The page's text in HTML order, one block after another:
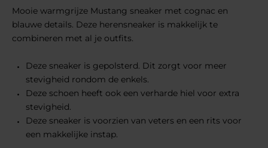
Mooie warmgrijze Mustang sneaker met cognac en
blauwe details. Deze herensneaker is makkelijk te
combineren met al je outfits.
Deze sneaker is gepolsterd. Dit zorgt voor meer
stevigheid rondom de enkels.
Deze schoen heeft ook een verharde hiel voor extra
stevigheid.
Deze sneaker is voorzien van veters en een rits voor
een makkelijke instap.